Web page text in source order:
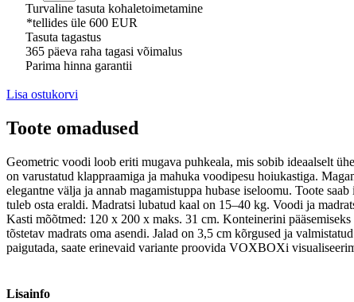
Turvaline tasuta kohaletoimetamine
*tellides üle 600 EUR
Tasuta tagastus
365 päeva raha tagasi võimalus
Parima hinna garantii
Lisa ostukorvi
Toote omadused
Geometric voodi loob eriti mugava puhkeala, mis sobib ideaalselt
on varustatud klappraamiga ja mahuka voodipesu hoiukastiga.
elegantne välja ja annab magamistuppa hubase iseloomu. Toote
tuleb osta eraldi. Madratsi lubatud kaal on 15–40 kg. Voodi ja
Kasti mõõtmed: 120 x 200 x maks. 31 cm. Konteinerini
tõstetav madrats oma asendi. Jalad on 3,5 cm kõrgused ja
paigutada, saate erinevaid variante proovida VOXBOXi
Lisainfo